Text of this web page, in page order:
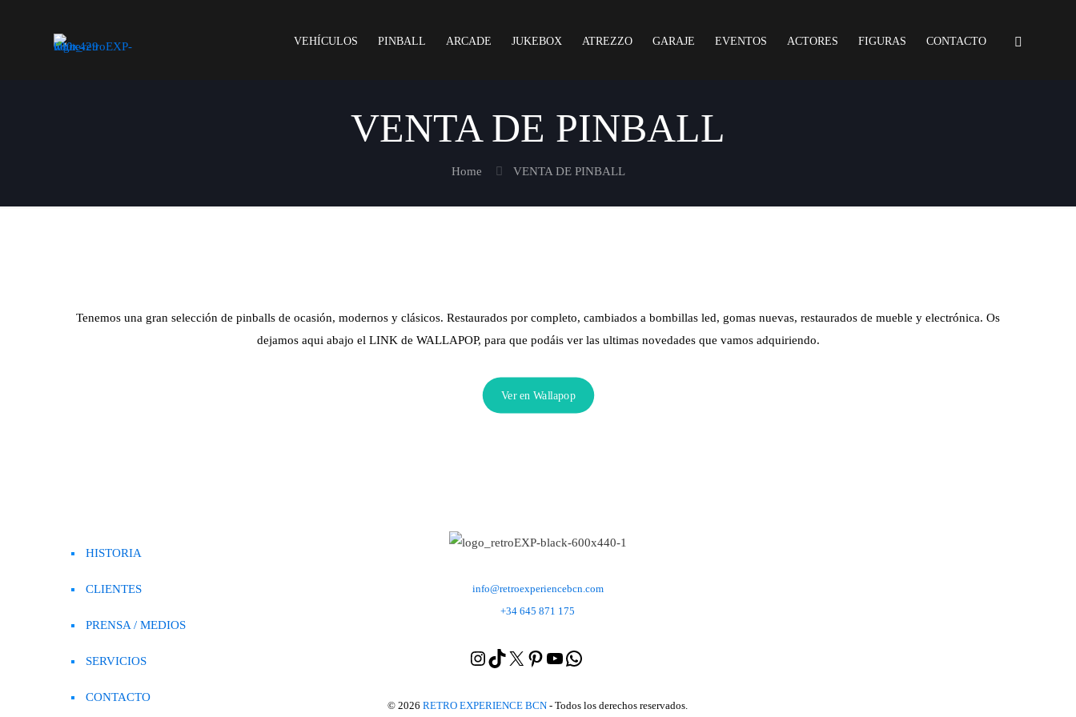
VEHÍCULOS PINBALL ARCADE JUKEBOX ATREZZO GARAJE EVENTOS ACTORES FIGURAS CONTACTO
VENTA DE PINBALL
Home VENTA DE PINBALL
Tenemos una gran selección de pinballs de ocasión, modernos y clásicos. Restaurados por completo, cambiados a bombillas led, gomas nuevas, restaurados de mueble y electrónica. Os
dejamos aqui abajo el LINK de WALLAPOP, para que podáis ver las ultimas novedades que vamos adquiriendo.
Ver en Wallapop
HISTORIA
CLIENTES
PRENSA / MEDIOS
SERVICIOS
CONTACTO
info@retroexperiencebcn.com
+34 645 871 175
Instagram
TikTok
X Pinterest
YouTube
WhatsApp
© 2026RETRO EXPERIENCE BCN - Todos los derechos reservados.